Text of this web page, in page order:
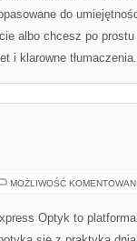
do
albo chcesz po prostu
i klarowne
MOŻLIWOŚĆ
Optyk to